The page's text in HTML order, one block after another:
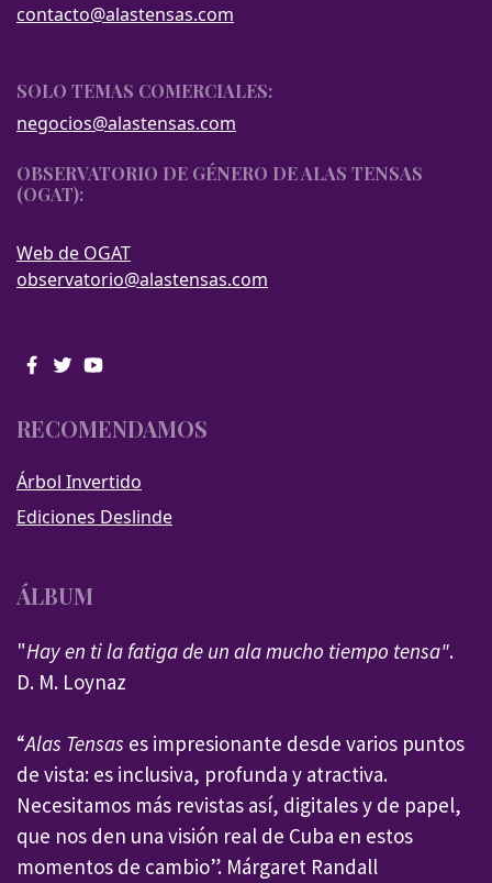
contacto@alastensas.com
SOLO TEMAS COMERCIALES:
negocios@alastensas.com
OBSERVATORIO DE GÉNERO DE ALAS TENSAS
(OGAT):
Web de OGAT
observatorio@alastensas.com
RECOMENDAMOS
Árbol Invertido
Ediciones Deslinde
ÁLBUM
"Hay en ti la fatiga de un ala mucho tiempo tensa".
D. M. Loynaz
“Alas Tensas es impresionante desde varios puntos
de vista: es inclusiva, profunda y atractiva.
Necesitamos más revistas así, digitales y de papel,
que nos den una visión real de Cuba en estos
momentos de cambio”. Márgaret Randall